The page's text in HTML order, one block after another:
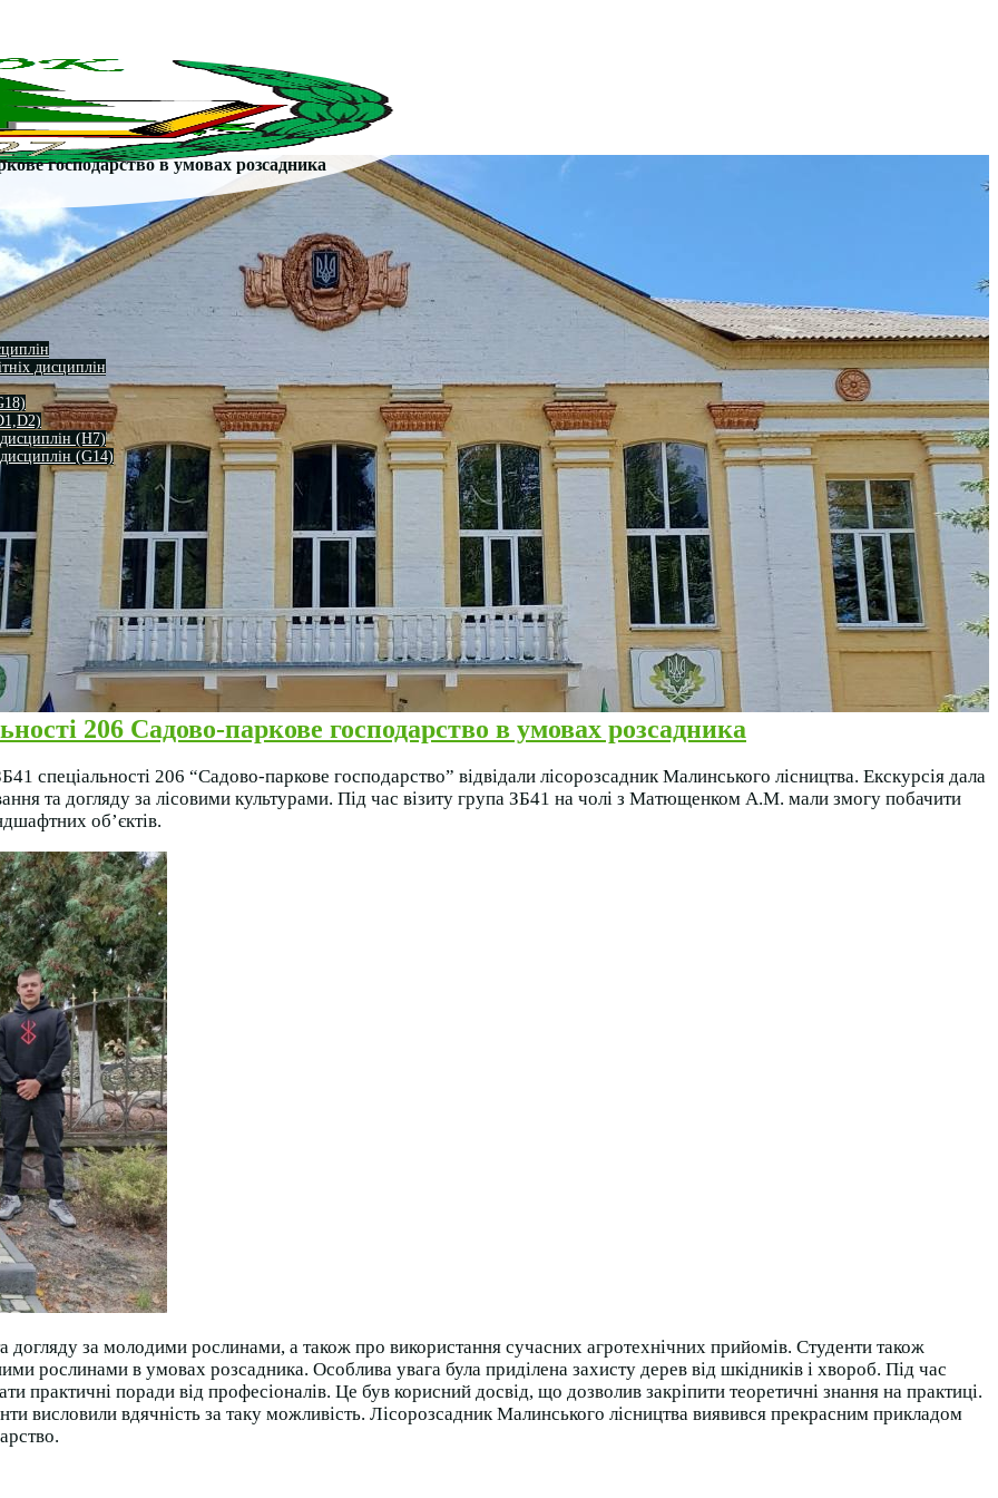
дисциплін
(H7)
(G14)
господарство в умовах розсадника
206 Садово-паркове господарство в умовах розсадника
спеціальності 206 “Садово-паркове господарство” відвідали лісорозсадник Малинського лісництва. Екскурсія дала
та догляду за лісовими культурами. Під час візиту група ЗБ41 на чолі з Матющенком А.М. мали змогу побачити
об’єктів.
догляду за молодими рослинами, а також про використання сучасних агротехнічних прийомів. Студенти також
рослинами в умовах розсадника. Особлива увага була приділена захисту дерев від шкідників і хвороб. Під час
практичні поради від професіоналів. Це був корисний досвід, що дозволив закріпити теоретичні знання на практиці.
висловили вдячність за таку можливість. Лісорозсадник Малинського лісництва виявився прекрасним прикладом